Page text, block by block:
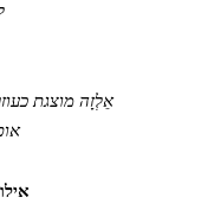
אֵלְזָה מוצגת